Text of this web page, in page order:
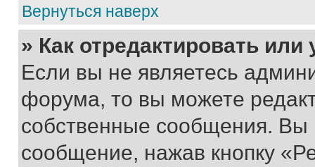
Вернуться наверх
» Как отредактировать
Если вы не являетесь
форума, то вы можете
собственные сообщения. Вы
сообщение, нажав кнопку